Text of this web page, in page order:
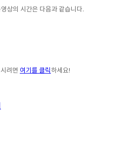
상의 시간은 다음과 같습니다.
려면 여기를 클릭 하세요!